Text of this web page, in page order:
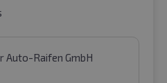
Auto-Raifen GmbH